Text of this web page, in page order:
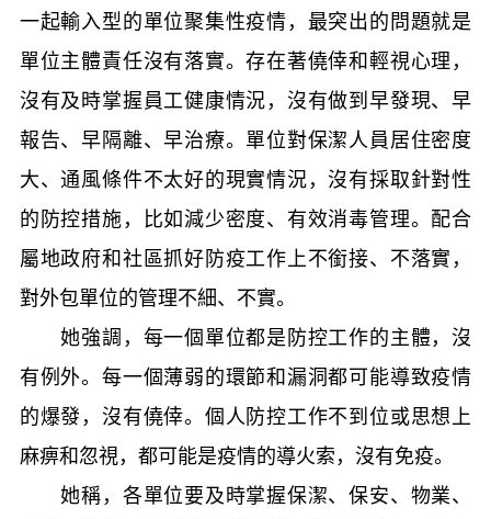
一起輸入型的單位聚集性疫情，最突出的問題就是
單位主體責任沒有落實。存在著僥倖和輕視心理，
沒有及時掌握員工健康情況，沒有做到早發現、早
報告、早隔離、早治療。單位對保潔人員居住密度
大、通風條件不太好的現實情況，沒有採取針對性
的防控措施，比如減少密度、有效消毒管理。配合
屬地政府和社區抓好防疫工作上不銜接、不落實，
對外包單位的管理不細、不實。
她強調，每一個單位都是防控工作的主體，沒
有例外。每一個薄弱的環節和漏洞都可能導致疫情
的爆發，沒有僥倖。個人防控工作不到位或思想上
麻痹和忽視，都可能是疫情的導火索，沒有免疫。
她稱，各單位要及時掌握保潔、保安、物業、